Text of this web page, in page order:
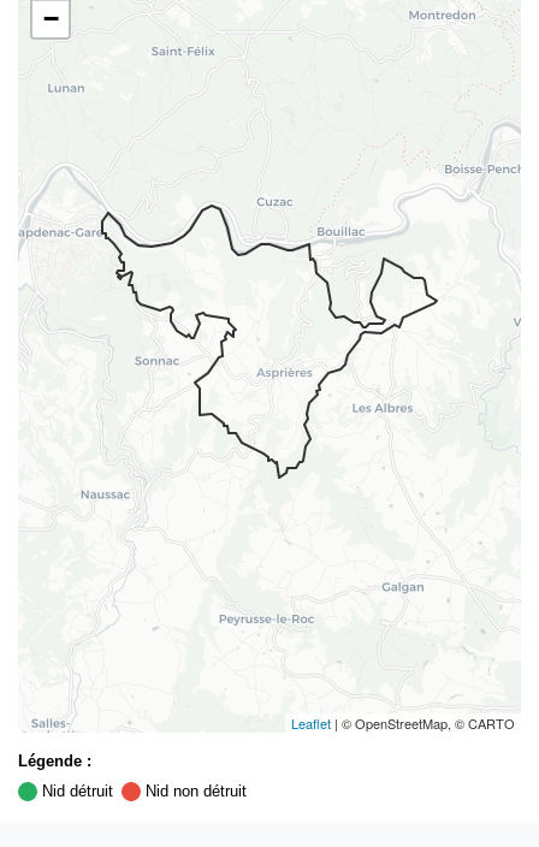
−
Leaflet | © OpenStreetMap, © CARTO
Légende :
Nid détruit
Nid non détruit